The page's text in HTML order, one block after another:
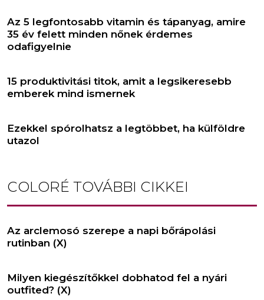
Az 5 legfontosabb vitamin és tápanyag, amire
35 év felett minden nőnek érdemes
odafigyelnie
15 produktivitási titok, amit a legsikeresebb
emberek mind ismernek
Ezekkel spórolhatsz a legtöbbet, ha külföldre
utazol
COLORÉ TOVÁBBI CIKKEI
Az arclemosó szerepe a napi bőrápolási
rutinban (X)
Milyen kiegészítőkkel dobhatod fel a nyári
outfited? (X)